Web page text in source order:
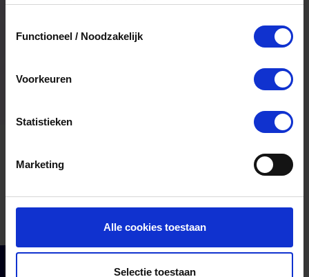
Functioneel / Noodzakelijk
Voorkeuren
Statistieken
Marketing
Alle cookies toestaan
Selectie toestaan